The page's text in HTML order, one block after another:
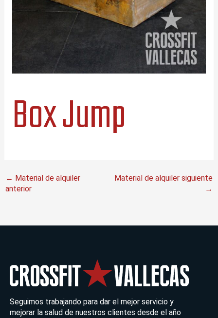
Box Jump
← Material de alquiler
anterior
Material de alquiler siguiente
→
Seguimos trabajando para dar el mejor servicio y
mejorar la salud de nuestros clientes desde el año